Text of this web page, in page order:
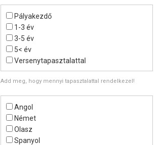
Lovastorna
Ügető
Pályakezdő
1-3 év
3-5 év
5< év
Versenytapasztalattal
Add meg, hogy mennyi tapasztalattal rendelkezel!
Angol
Német
Olasz
Spanyol